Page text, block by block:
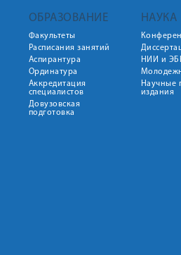
ОБРАЗОВАНИЕ
Факультеты
Расписания занятий
Аспирантура
Ординатура
Аккредитация
специалистов
Довузовская
подготовка
НАУКА
НИИ и
Научные
издания